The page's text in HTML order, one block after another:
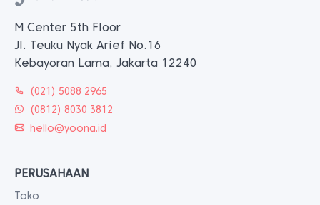
M Center 5th Floor
Jl. Teuku Nyak Arief No.16
Kebayoran Lama, Jakarta 12240
(021) 5088 2965
(0812) 8030 3812
hello@yoona.id
PERUSAHAAN
Toko